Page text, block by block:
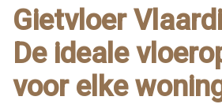
Gietvloer
De ideale
voor elke